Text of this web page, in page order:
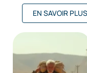
EN SAVOIR PLUS